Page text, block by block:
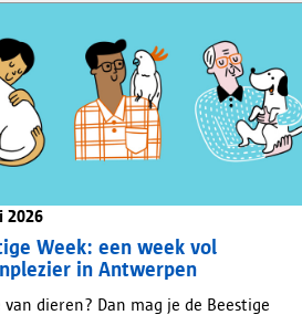
2026
Week: een week vol
in Antwerpen
van dieren? Dan mag je de Beestige